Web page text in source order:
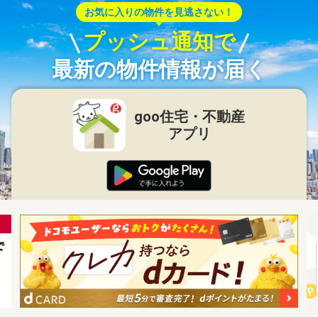
お気に入りの物件を見逃さない！
プッシュ通知で
最新の物件情報が届く
goo住宅・不動産
アプリ